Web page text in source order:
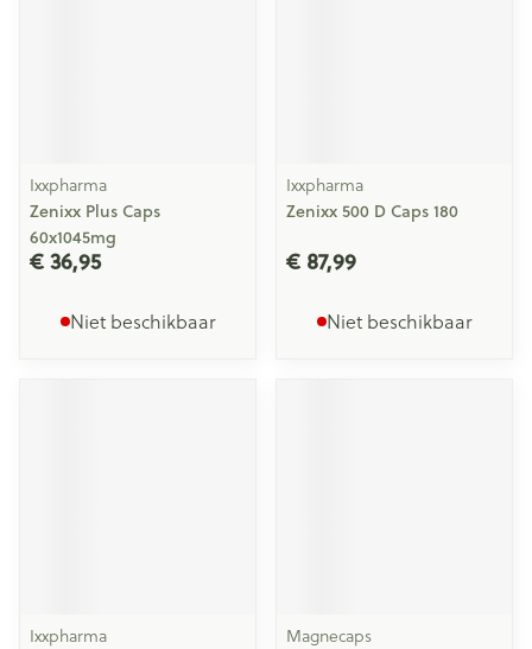
Ixxpharma
Zenixx Plus Caps
60x1045mg
€ 36,95
Niet beschikbaar
Ixxpharma
Zenixx 500 D Caps 180
€ 87,99
Niet beschikbaar
Ixxpharma Magnecaps